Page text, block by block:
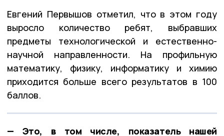
Евгений Первышов отметил, что в этом году
выросло количество ребят, выбравших
предметы технологической и естественно-
научной направленности. На профильную
математику, физику, информатику и химию
приходится больше всего результатов в 100
баллов.
— Это, в том числе, показатель нашей